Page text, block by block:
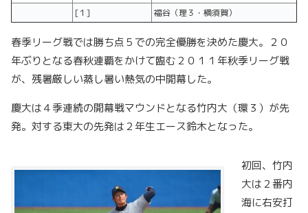
[１]
福谷（理３・横須賀）
春季リーグ戦では勝ち点５での完全優勝を決めた慶大。２０
年ぶりとなる春秋連覇をかけて臨む２０１１年秋季リーグ戦
が、残暑厳しい蒸し暑い熱気の中開幕した。
慶大は４季連続の開幕戦マウンドとなる竹内大（環３）が先
発。対する東大の先発は２年生エース鈴木となった。
初回、竹内
大は２番内
海に右安打